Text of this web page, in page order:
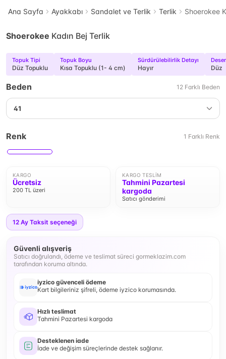
Ana Sayfa Ayakkabı Sandalet ve Terlik Terlik Shoerokee
Shoerokee Kadın Bej Terlik
Topuk Tipi
Düz Topuklu
Topuk Boyu
Kısa Topuklu (1- 4 cm)
Sürdürülebilirlik Detayı
Hayır Düz
Beden 12 Farklı Beden
41
Renk 1 Farklı Renk
KARGO
Ücretsiz
200 TL üzeri
KARGO TESLIM
Tahmini Pazartesi
kargoda
Satıcı gönderimi
12 Ay Taksit seçeneği
Güvenli alışveriş
Satıcı doğrulandı, ödeme ve teslimat süreci gormeklazim.com
tarafından koruma altında.
iyzico güvenceli ödeme
Kart bilgileriniz şifreli, ödeme iyzico korumasında.
Hızlı teslimat
Tahmini Pazartesi kargoda
Desteklenen iade
İade ve değişim süreçlerinde destek sağlanır.